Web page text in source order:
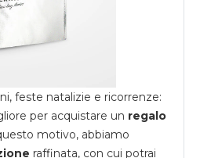
feste natalizie e ricorrenze:
per acquistare un regalo
motivo, abbiamo
raffinata, con cui potrai